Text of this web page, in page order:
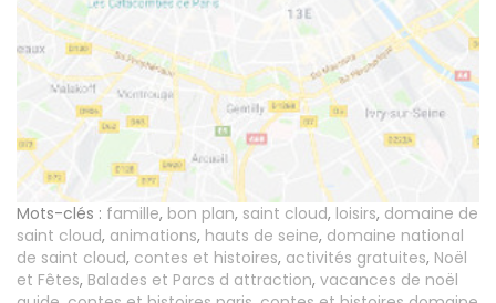
Mots-clés : famille, bon plan, saint cloud, loisirs, domaine de
saint cloud, animations, hauts de seine, domaine national
de saint cloud, contes et histoires, activités gratuites, Noël
et Fêtes, Balades et Parcs d attraction, vacances de noël